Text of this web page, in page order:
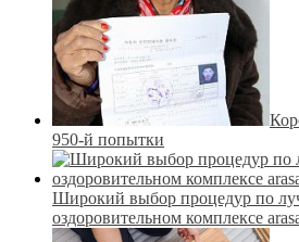
950-й попытки
Широкий выбор процедур по
оздоровительном комплексе